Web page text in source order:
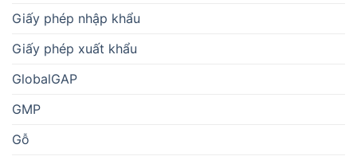
Giấy phép nhập khẩu
Giấy phép xuất khẩu
GlobalGAP
GMP
Gỗ